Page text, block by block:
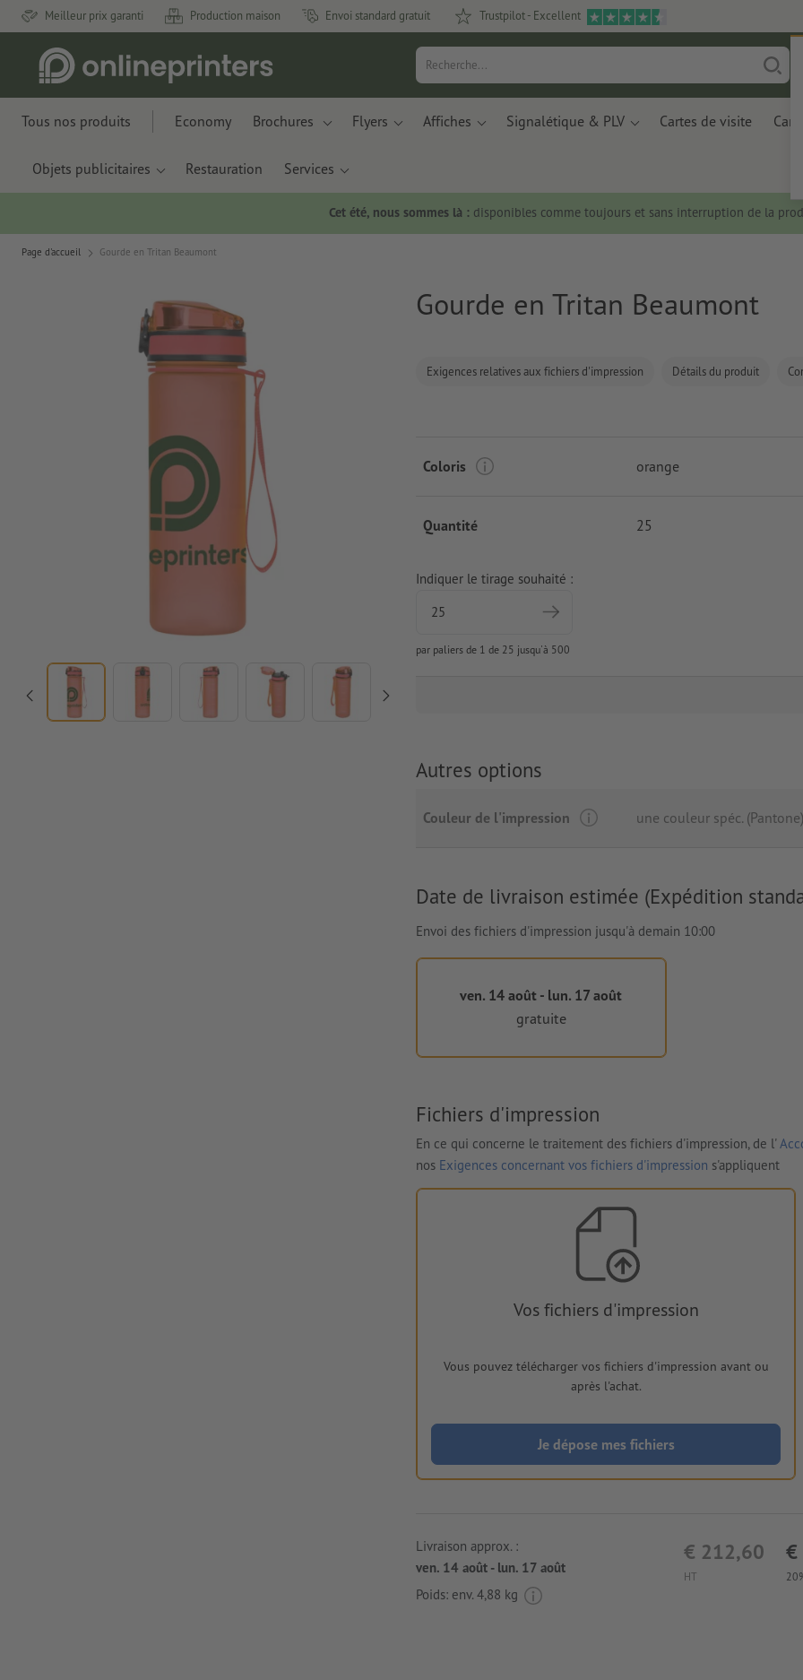
Meilleur prix garanti Production maison Envoi standard gratuit Trustpilot - Excellent
Tous nos produits Economy Brochures Flyers Affiches Signalétique & PLV Cartes de visite
Objets publicitaires Restauration Services
Cet été, nous sommes là :disponibles comme toujours et sans interruption de la
Page d'accueil Gourde en Tritan Beaumont
Gourde en Tritan Beaumont
Exigences relatives aux fichiers d'impression Détails du produit
Coloris orange
Quantité 25
Indiquer le tirage souhaité :
par paliers de 1 de 25 jusqu'à 500
Autres options
Couleur de l'impression une couleur spéc. (Pantone)
Date de livraison estimée (Expédition
Envoi des fichiers d'impression jusqu'à demain 10:00
ven. 14 août - lun. 17 août
gratuite
Fichiers d'impression
En ce qui concerne le traitement des fichiers d'impression, de l'
nos Exigences concernant vos fichiers d'impression s'appliquent
Vos fichiers d'impression
Vous pouvez télécharger vos fichiers d'impression avant ou
après l'achat.
Je dépose mes fichiers
HT
€ 212,60 €
Livraison approx. :
ven. 14 août - lun. 17 août
Poids: env. 4,88 kg